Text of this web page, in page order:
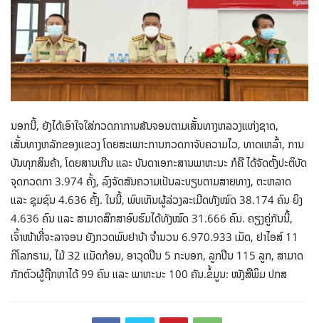
ນອກນີ້, ຍັງໄດ້ເອົາໃຈໃສ່ກວດກາການສັນຈອນຕາມເສັ້ນທາງຫລວງແຫ່ງຊາດ,
ເສັ້ນທາງຫລັກຂອງແຂວງ ໂດຍສະເພາະການກວດກາຈັບຄວາມໄວ, ທາດເຫລົ້າ, ການ
ບັນທຸກສິນຄ້າ, ໂດຍສານເກີນ ແລະ ບັນດາເອກະສານພາຫະນະ ກໍຄື ໄດ້ຈັດຕັ້ງປະຕິບັດ
ຈຸດກວດກາ 3.974 ຄັ້ງ, ລົງຈັດສັນຄວາມເປັນລະບຽບຕາມສາຍທາງ, ຕະຫລາດ
ແລະ ຊຸມຊົນ 4.636 ຄັ້ງ. ໃນນີ້, ພົບເຫັນຜູ້ລ່ວງລະເມີດທັງໝົດ 38.174 ຄົນ ຍິງ
4.636 ຄົນ ແລະ ສາມາດສຶກສາອົບຮົມໄດ້ທັງໝົດ 31.666 ຄົນ. ຄຽງຄູ່ກັນນີ້,
ເຈົ້າໜ້າທີ່ຈະລາຈອນ ຍັງກວດພົບຢາບ້າ ຈໍານວນ 6.970.933 ເມັດ, ຢາໄອສ໌ 11
ກິໂລກຣາມ, ໄມ້ 32 ແມັດກ້ອນ, ອາວຸດປືນ 5 ກະບອກ, ລູກປືນ 115 ລູກ, ສາມາດ
ກັກຕົວຜູ້ຖືກຫາໄດ້ 99 ຄົນ ແລະ ພາຫະນະ 100 ຄັນ.ຂໍ້ມູນ: ໜັງສືພິມ ປກສ